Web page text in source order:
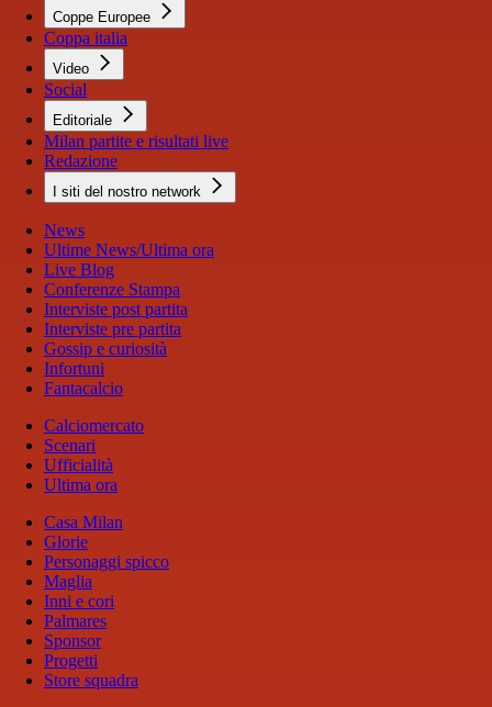
Coppe Europee
Coppa italia
Video
Social
Editoriale
Milan partite e risultati live
Redazione
I siti del nostro network
News
Ultime News/Ultima ora
Live Blog
Conferenze Stampa
Interviste post partita
Interviste pre partita
Gossip e curiosità
Infortuni
Fantacalcio
Calciomercato
Scenari
Ufficialità
Ultima ora
Casa Milan
Glorie
Personaggi spicco
Maglia
Inni e cori
Palmares
Sponsor
Progetti
Store squadra